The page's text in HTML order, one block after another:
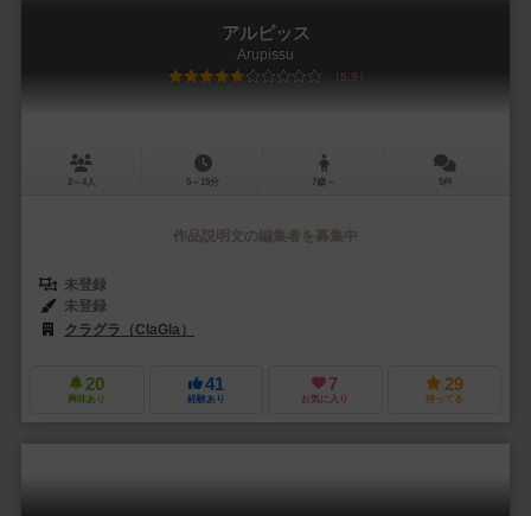
アルピッス
Arupissu
5.9
2～4人 5～15分 7歳～ 5件
作品説明文の編集者を募集中
未登録
未登録
クラグラ（ClaGla）
20
興味あり
41
経験あり
7
お気に入り
29
持ってる